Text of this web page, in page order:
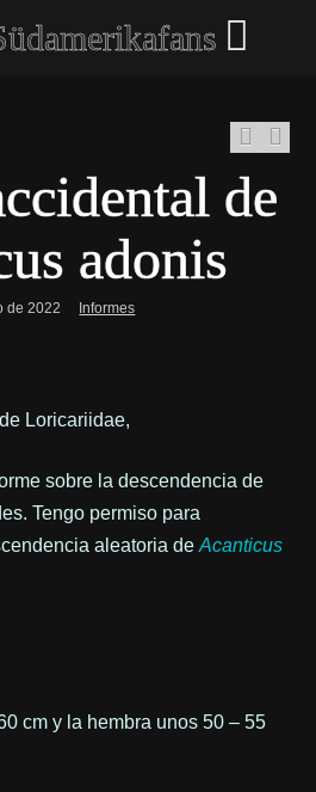
de
adonis
de 2022 Informes
Loricariidae,
sobre la descendencia de
Tengo permiso para
aleatoria deAcanticus
cm y la hembra unos 50 – 55